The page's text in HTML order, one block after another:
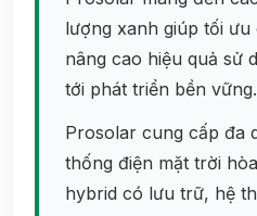
lượng xanh giúp tối
nâng cao hiệu quả sử
tới phát triển bền vững.
Prosolar cung cấp đa
thống điện mặt trời
hybrid có lưu trữ, hệ